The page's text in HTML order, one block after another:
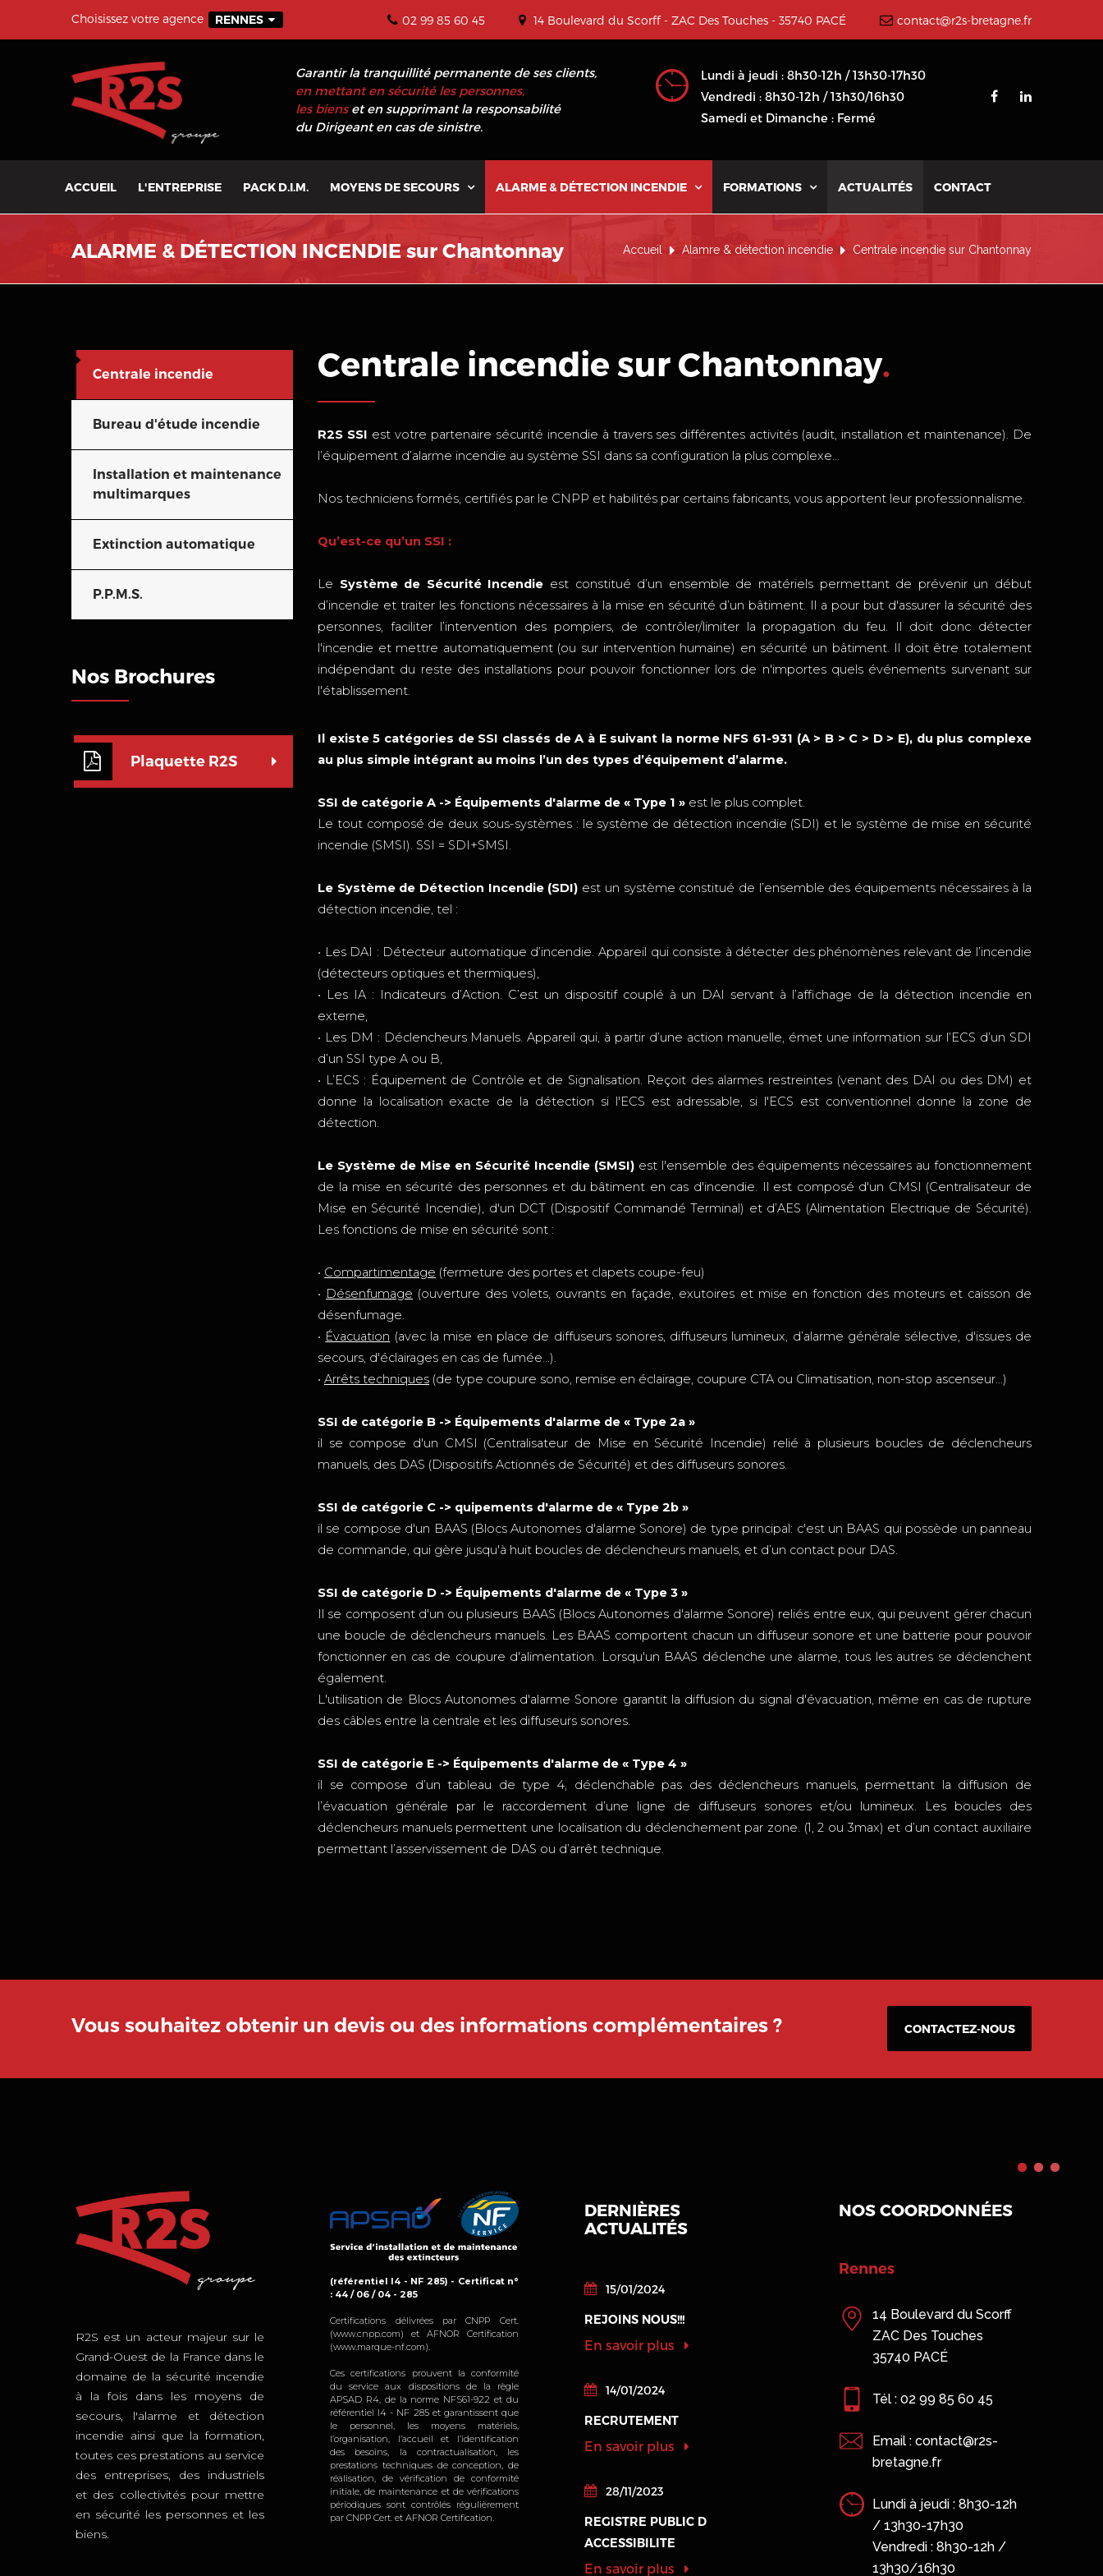
Choisissez votre agence RENNES 02 99 85 60 45 14 Boulevard du Scorff - ZAC Des Touches - 35740 PACÉ contact@r2s-bretagne.fr
Garantir la tranquillité permanente de ses clients,
en mettant en sécurité les personnes,
les bienset en supprimant la responsabilité
du Dirigeant en cas de sinistre.
Lundi à jeudi : 8h30-12h / 13h30-17h30
Vendredi : 8h30-12h / 13h30/16h30
Samedi et Dimanche : Fermé
ACCUEIL L'ENTREPRISE PACK D.I.M. MOYENS DE SECOURS  ALARME & DÉTECTION INCENDIE  FORMATIONS  ACTUALITÉS CONTACT
ALARME & DÉTECTION INCENDIE sur Chantonnay Accueil Alamre & détection incendie Centrale incendie sur Chantonnay
Centrale incendie sur Chantonnay.
R2S SSI est votre partenaire sécurité incendie à travers ses différentes activités (audit, installation et maintenance). De
l’équipement d’alarme incendie au système SSI dans sa configuration la plus complexe…
Nos techniciens formés, certifiés par le CNPP et habilités par certains fabricants, vous apportent leur professionnalisme.
Qu’est-ce qu’un SSI :
Le Système de Sécurité Incendie est constitué d’un ensemble de matériels permettant de prévenir un début
d’incendie et traiter les fonctions nécessaires à la mise en sécurité d’un bâtiment. Il a pour but d'assurer la sécurité des
personnes, faciliter l’intervention des pompiers, de contrôler/limiter la propagation du feu. Il doit donc détecter
l'incendie et mettre automatiquement (ou sur intervention humaine) en sécurité un bâtiment. Il doit être totalement
indépendant du reste des installations pour pouvoir fonctionner lors de n'importes quels événements survenant sur
l'établissement.
Il existe 5 catégories de SSI classés de A à E suivant la norme NFS 61-931 (A > B > C > D > E), du plus complexe
au plus simple intégrant au moins l’un des types d’équipement d’alarme.
SSI de catégorie A -> Équipements d'alarme de « Type 1 » est le plus complet.
Le tout composé de deux sous-systèmes : le système de détection incendie (SDI) et le système de mise en sécurité
incendie (SMSI). SSI = SDI+SMSI.
Le Système de Détection Incendie (SDI) est un système constitué de l’ensemble des équipements nécessaires à la
détection incendie, tel :
• Les DAI : Détecteur automatique d’incendie. Appareil qui consiste à détecter des phénomènes relevant de l’incendie
(détecteurs optiques et thermiques),
• Les IA : Indicateurs d’Action. C’est un dispositif couplé à un DAI servant à l’affichage de la détection incendie en
externe,
• Les DM : Déclencheurs Manuels. Appareil qui, à partir d’une action manuelle, émet une information sur l’ECS d’un SDI
d’un SSI type A ou B,
• L’ECS : Équipement de Contrôle et de Signalisation. Reçoit des alarmes restreintes (venant des DAI ou des DM) et
donne la localisation exacte de la détection si l'ECS est adressable, si l'ECS est conventionnel donne la zone de
détection.
Le Système de Mise en Sécurité Incendie (SMSI) est l'ensemble des équipements nécessaires au fonctionnement
de la mise en sécurité des personnes et du bâtiment en cas d'incendie. Il est composé d'un CMSI (Centralisateur de
Mise en Sécurité Incendie), d'un DCT (Dispositif Commandé Terminal) et d’AES (Alimentation Electrique de Sécurité).
Les fonctions de mise en sécurité sont :
• Compartimentage (fermeture des portes et clapets coupe-feu)
• Désenfumage (ouverture des volets, ouvrants en façade, exutoires et mise en fonction des moteurs et caisson de
désenfumage.
• Évacuation (avec la mise en place de diffuseurs sonores, diffuseurs lumineux, d’alarme générale sélective, d'issues de
secours, d'éclairages en cas de fumée...).
• Arrêts techniques (de type coupure sono, remise en éclairage, coupure CTA ou Climatisation, non-stop ascenseur…)
SSI de catégorie B -> Équipements d'alarme de « Type 2a »
il se compose d'un CMSI (Centralisateur de Mise en Sécurité Incendie) relié à plusieurs boucles de déclencheurs
manuels, des DAS (Dispositifs Actionnés de Sécurité) et des diffuseurs sonores.
SSI de catégorie C -> quipements d'alarme de « Type 2b »
il se compose d'un BAAS (Blocs Autonomes d'alarme Sonore) de type principal: c'est un BAAS qui possède un panneau
de commande, qui gère jusqu'à huit boucles de déclencheurs manuels, et d’un contact pour DAS.
SSI de catégorie D -> Équipements d'alarme de « Type 3 »
Il se composent d'un ou plusieurs BAAS (Blocs Autonomes d'alarme Sonore) reliés entre eux, qui peuvent gérer chacun
une boucle de déclencheurs manuels. Les BAAS comportent chacun un diffuseur sonore et une batterie pour pouvoir
fonctionner en cas de coupure d'alimentation. Lorsqu'un BAAS déclenche une alarme, tous les autres se déclenchent
également.
L'utilisation de Blocs Autonomes d'alarme Sonore garantit la diffusion du signal d'évacuation, même en cas de rupture
des câbles entre la centrale et les diffuseurs sonores.
SSI de catégorie E -> Équipements d'alarme de « Type 4 »
il se compose d’un tableau de type 4, déclenchable pas des déclencheurs manuels, permettant la diffusion de
l’évacuation générale par le raccordement d’une ligne de diffuseurs sonores et/ou lumineux. Les boucles des
déclencheurs manuels permettent une localisation du déclenchement par zone. (1, 2 ou 3max) et d’un contact auxiliaire
permettant l’asservissement de DAS ou d’arrêt technique.
Centrale incendie
Bureau d'étude incendie
Installation et maintenance
multimarques
Extinction automatique
P.P.M.S.
Nos Brochures
Plaquette R2S
Vous souhaitez obtenir un devis ou des informations complémentaires ? CONTACTEZ-NOUS
R2S est un acteur majeur sur le
Grand-Ouest de la France dans le
domaine de la sécurité incendie
à la fois dans les moyens de
secours, l'alarme et détection
incendie ainsi que la formation,
toutes ces prestations au service
des entreprises, des industriels
et des collectivités pour mettre
en sécurité les personnes et les
biens.
(référentiel I4 - NF 285) - Certificat n°
: 44 / 06 / 04 - 285
Certifications délivrées par CNPP Cert.
(www.cnpp.com) et AFNOR Certification
(www.marque-nf.com).
Ces certifications prouvent la conformité
du service aux dispositions de la règle
APSAD R4, de la norme NFS61-922 et du
référentiel I4 - NF 285 et garantissent que
le personnel, les moyens matériels,
l’organisation, l’accueil et l’identification
des besoins, la contractualisation, les
prestations techniques de conception, de
réalisation, de vérification de conformité
initiale, de maintenance et de vérifications
périodiques sont contrôlés régulièrement
par CNPP Cert. et AFNOR Certification.
DERNIÈRES
ACTUALITÉS
15/01/2024
REJOINS NOUS!!!
En savoir plus
14/01/2024
RECRUTEMENT
En savoir plus
28/11/2023
REGISTRE PUBLIC D
ACCESSIBILITE
En savoir plus
NOS COORDONNÉES
14 Boulevard du Scorff
Email : contact@r2s-
/ 13h30-17h30
13h30/16h30
Saint-Malo